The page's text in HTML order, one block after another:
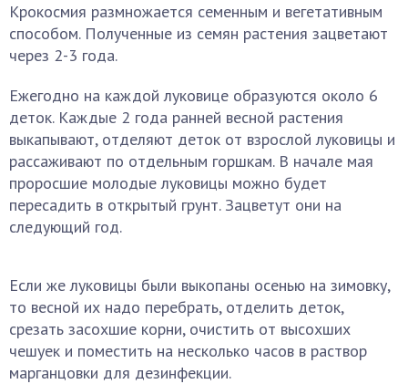
Крокосмия размножается семенным и вегетативным
способом. Полученные из семян растения зацветают
через 2-3 года.
Ежегодно на каждой луковице образуются около 6
деток. Каждые 2 года ранней весной растения
выкапывают, отделяют деток от взрослой луковицы и
рассаживают по отдельным горшкам. В начале мая
проросшие молодые луковицы можно будет
пересадить в открытый грунт. Зацветут они на
следующий год.
Если же луковицы были выкопаны осенью на зимовку,
то весной их надо перебрать, отделить деток,
срезать засохшие корни, очистить от высохших
чешуек и поместить на несколько часов в раствор
марганцовки для дезинфекции.